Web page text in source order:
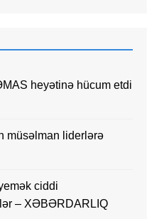
heyətinə hücum etdi
müsəlman liderlərə
ciddi
– XƏBƏRDARLIQ